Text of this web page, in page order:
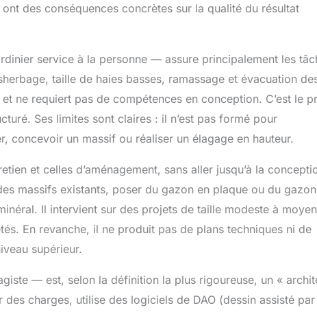
des conséquences concrètes sur la qualité du résultat
service à la personne — assure principalement les
taille de haies basses, ramassage et évacuation
ne requiert pas de compétences en conception. C’est le
Ses limites sont claires : il n’est pas formé pour
concevoir un massif ou réaliser un élagage en hauteur.
et celles d’aménagement, sans aller jusqu’à la
massifs existants, poser du gazon en plaque ou du gazon
Il intervient sur des projets de taille modeste à
En revanche, il ne produit pas de plans techniques ni de
supérieur.
— est, selon la définition la plus rigoureuse, un «
charges, utilise des logiciels de DAO (dessin assisté par